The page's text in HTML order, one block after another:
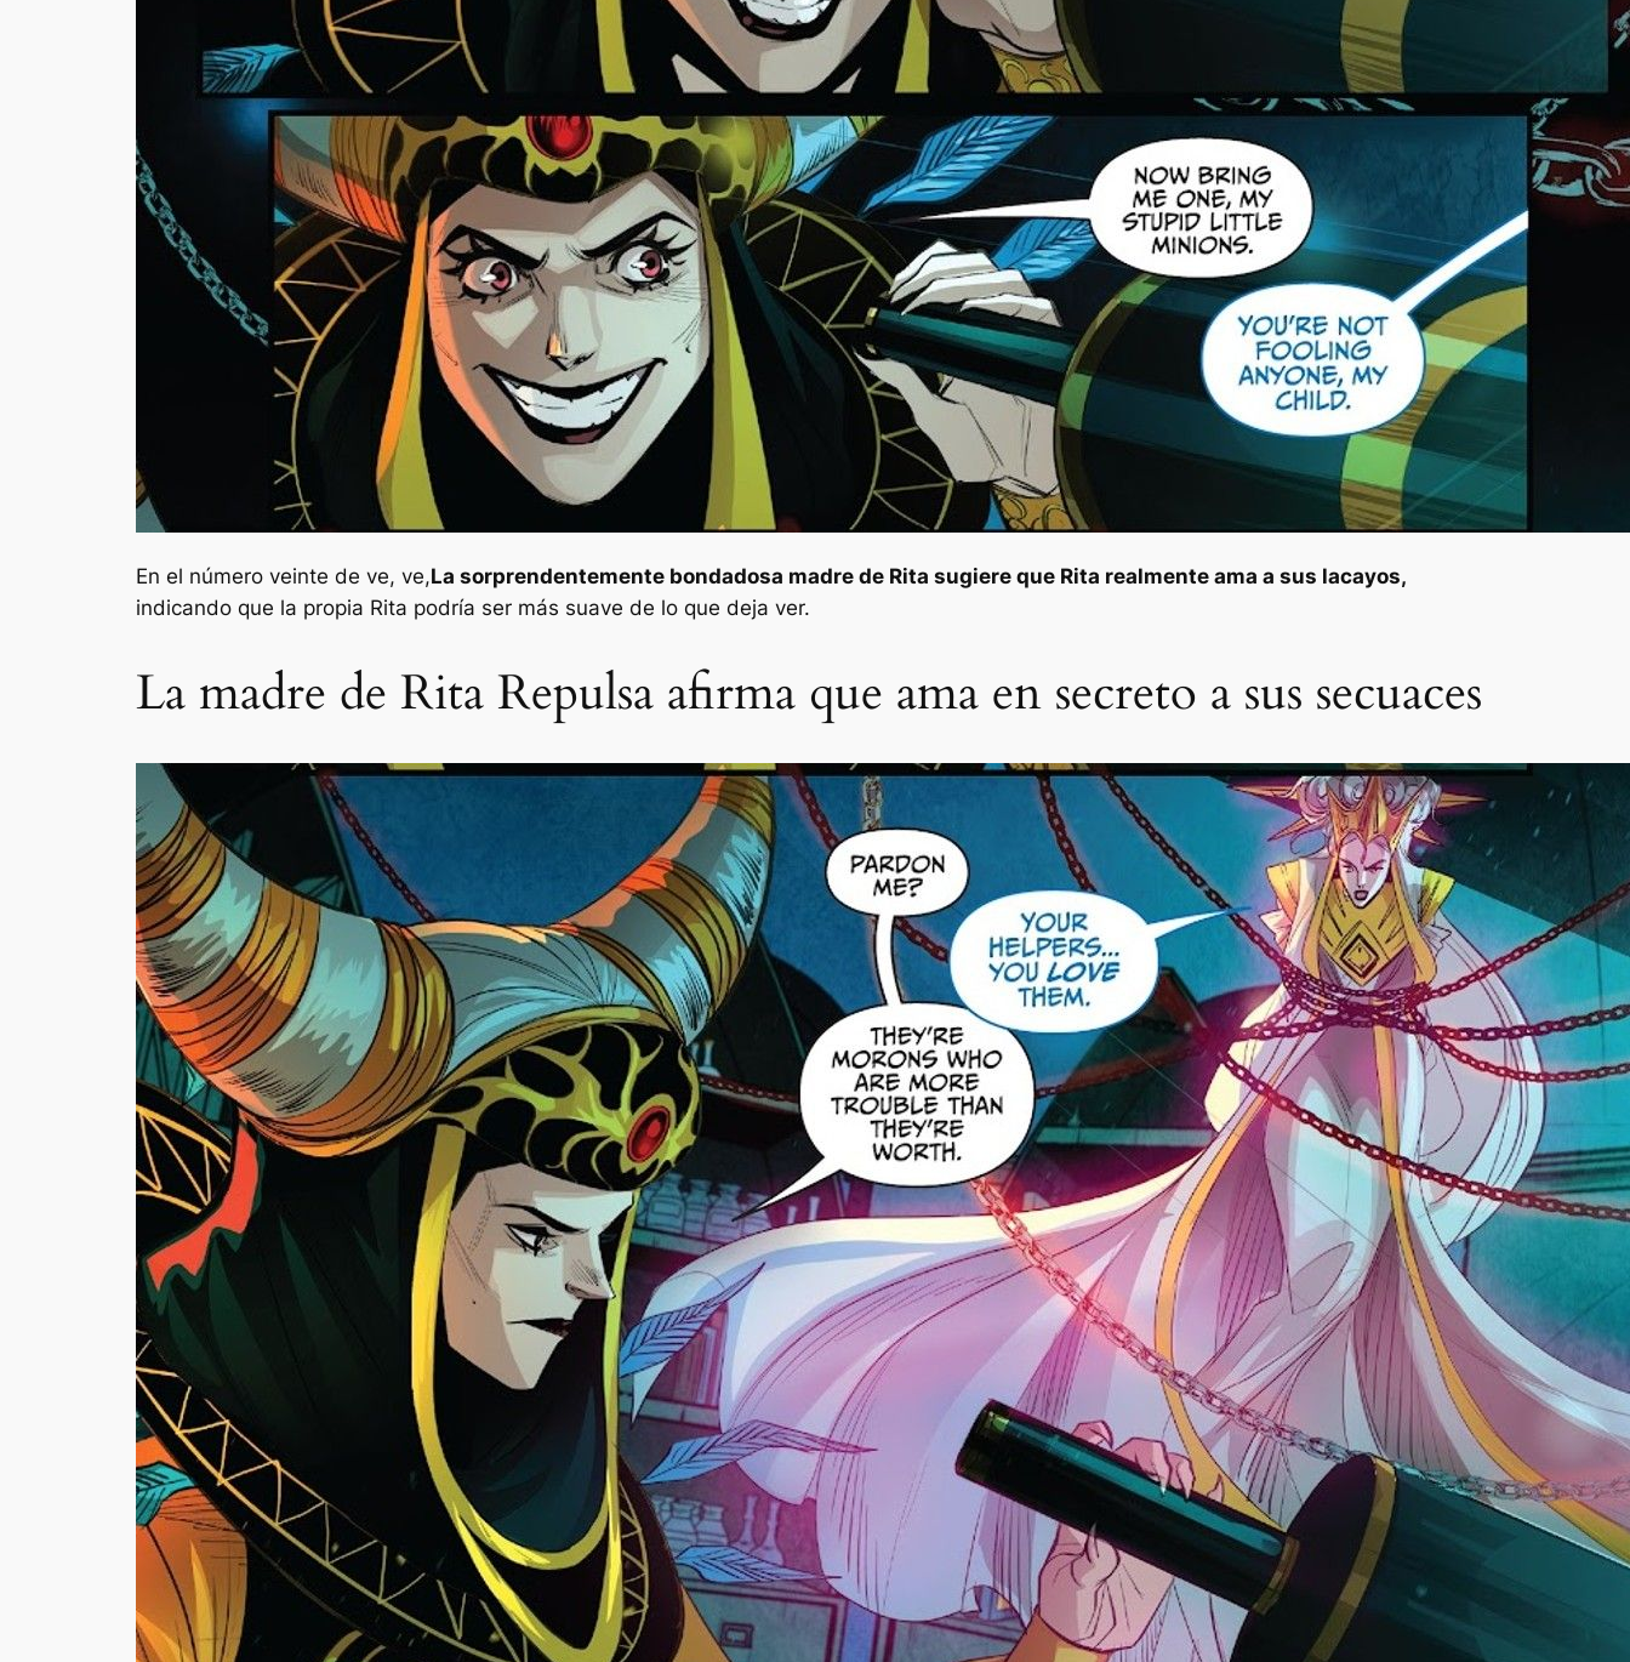
En el número veinte de ve, ve,La sorprendentemente bondadosa madre de Rita sugiere que Rita realmente ama a sus lacayos,
indicando que la propia Rita podría ser más suave de lo que deja ver.
La madre de Rita Repulsa afirma que ama en secreto a sus secuaces